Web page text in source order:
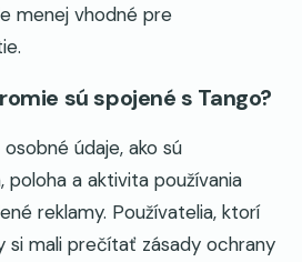
menej vhodné pre
sú spojené s Tango?
údaje, ako sú
poloha a aktivita používania
reklamy. Používatelia, ktorí
si mali prečítať zásady ochrany